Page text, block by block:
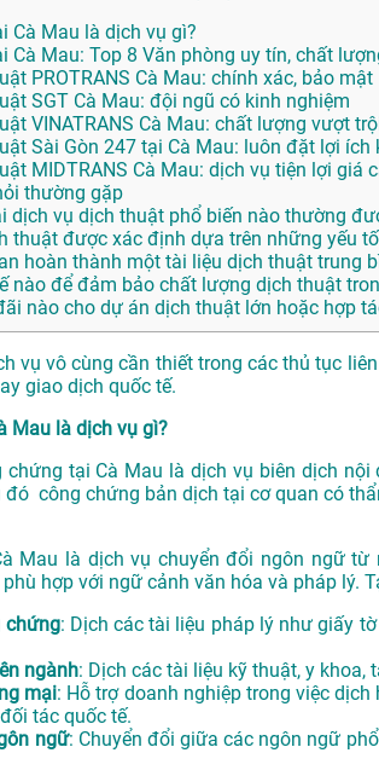
Cà Mau là dịch vụ gì?
Cà Mau: Top 8 Văn phòng uy tín, chất
PROTRANS Cà Mau: chính xác, bảo mật
SGT Cà Mau: đội ngũ có kinh nghiệm
VINATRANS Cà Mau: chất lượng vượt
Sài Gòn 247 tại Cà Mau: luôn đặt lợi
MIDTRANS Cà Mau: dịch vụ tiện lợi giá
thường gặp
dịch vụ dịch thuật phổ biến nào thường
thuật được xác định dựa trên những yếu
hoàn thành một tài liệu dịch thuật trung
nào để đảm bảo chất lượng dịch thuật
nào cho dự án dịch thuật lớn hoặc hợp
vụ vô cùng cần thiết trong các thủ tục
giao dịch quốc tế.
Mau là dịch vụ gì?
chứng tại Cà Mau là dịch vụ biên dịch
đó công chứng bản dịch tại cơ quan có
Mau là dịch vụ chuyển đổi ngôn ngữ
hợp với ngữ cảnh văn hóa và pháp lý.
chứng: Dịch các tài liệu pháp lý như giấy
ngành: Dịch các tài liệu kỹ thuật, y khoa,
mại: Hỗ trợ doanh nghiệp trong việc
tác quốc tế.
ngữ: Chuyển đổi giữa các ngôn ngữ